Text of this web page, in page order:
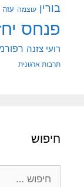
בורין עוצמה עזה
פנחס
רועי צזנה
תרבות ארגונית
חיפוש